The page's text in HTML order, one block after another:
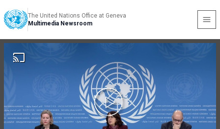
The United Nations Office at Geneva
Multimedia Newsroom